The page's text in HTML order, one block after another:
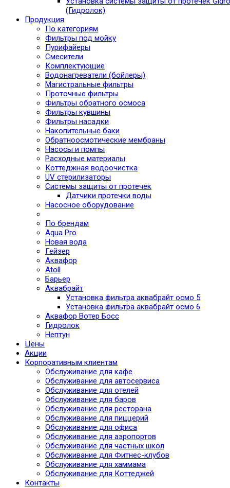
(Гидролок)
Продукция
По категориям
Фильтры под мойку
Пурифайеры
Смесители
Комплектующие
Водонагреватели (бойлеры)
Магистральные фильтры
Проточные фильтры
Фильтры обратного осмоса
Фильтры кувшины
Фильтры насадки
Накопительные баки
Обратноосмотические мембраны
Насосы и помпы
Расходные материалы
Коттеджная водоочистка
UV стерилизаторы
Системы защиты от протечек
Датчики протечки воды
Насосное оборудование
По брендам
Aqua Pro
Новая вода
Гейзер
Аквафор
Atoll
Барьер
Аквабрайт
Установка фильтра аквабрайт осмо 5
Установка фильтра аквабрайт осмо 6
Аквафор Вотер Босс
Гидролок
Нептун
Цены
Акции
Корпоративным клиентам
Обслуживание для кафе
Обслуживание для автосервиса
Обслуживание для отелей
Обслуживание для баров
Обслуживание для ресторана
Обслуживание для пиццерий
Обслуживание для офиса
Обслуживание для аэропортов
Обслуживание для частных школ
Обслуживание для Фитнес-клубов
Обслуживание для хаммама
Обслуживание для Коттеджей
Контакты